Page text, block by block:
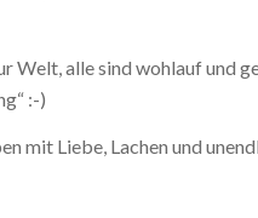
Welt, alle sind wohlauf und
:-)
mit Liebe, Lachen und